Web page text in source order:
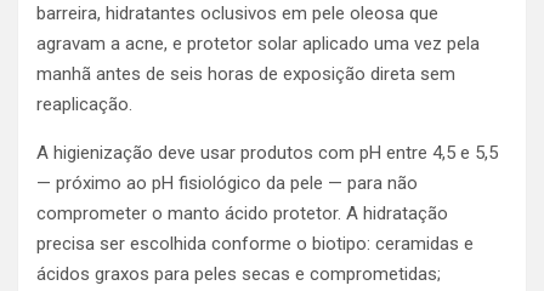
barreira, hidratantes oclusivos em pele oleosa que
agravam a acne, e protetor solar aplicado uma vez pela
manhã antes de seis horas de exposição direta sem
reaplicação.
A higienização deve usar produtos com pH entre 4,5 e 5,5
— próximo ao pH fisiológico da pele — para não
comprometer o manto ácido protetor. A hidratação
precisa ser escolhida conforme o biotipo: ceramidas e
ácidos graxos para peles secas e comprometidas;